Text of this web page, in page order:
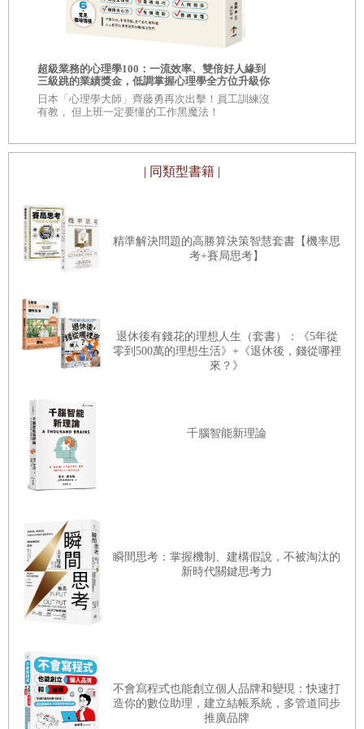
關於這條準則，我將在正文裡詳細解釋。簡單說來，
不會告訴你「人與人要互相扶持」這種天真的道理，而是要
你「時時刻刻立於優勢，讓事情照自己的意思進行」
後，他還舉出好幾種具體做法：
「提供對方好處。」
孫子不說大家愛聽的漂亮話，而是告訴你實用的技巧。
現代人尤其是商務人士，若想得到最後的勝利，必要好好
研讀孫子的思想。
在此，讓我向各位介紹，自己長年接觸中國古典以來，如
今享受到怎樣的好處。
首先，十年前年逾花甲的我，依然得以重新展開愉快的人
年屆六十，一般人都會退下工作崗位。我的同學中，有人
退休以後，瞬間失去公司菁英的光環，感覺像從雲端滑落谷
底，巨大的落差讓他之後的人生過得相當不愉快。
仔細想來，我之所以能免去那樣的不愉快，也許出自以下
第一個理由，如同我先前所述──「古典經籍拯救了
我」。
第二個理由，則是──「在工作中接觸過的兩千多家公
司，讓我明白了『人生有贏也有輸』的道理」。
經營顧問」。若將公家機關、地方自治團體、學校、醫療機
構等等列入計算，跟我往來過的客戶，應該多達兩千餘家。
我接觸過的經營者，人數多達兩千多人。如今回想起來，
超級業務的心理學100：一流效率、雙倍好人緣到
三級跳的業績獎金，低調掌握心理學全方位升級你
的競爭力
日本「心理學大師」齊藤勇再次出擊！員工訓練沒
有教， 但上班一定要懂的工作黑魔法！
| 同類型書籍 |
精準解決問題的高勝算決策智慧套書【機率思
考+賽局思考】
退休後有錢花的理想人生（套書）：《5年從
零到500萬的理想生活》+《退休後，錢從哪裡
來？》
千腦智能新理論
瞬間思考：掌握機制、建構假說，不被淘汰的
新時代關鍵思考力
不會寫程式也能創立個人品牌和變現：快速打
造你的數位助理，建立結帳系統，多管道同步
推廣品牌